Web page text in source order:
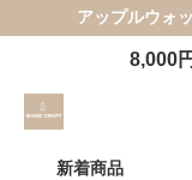
アップルウォ
8,000
新着商品